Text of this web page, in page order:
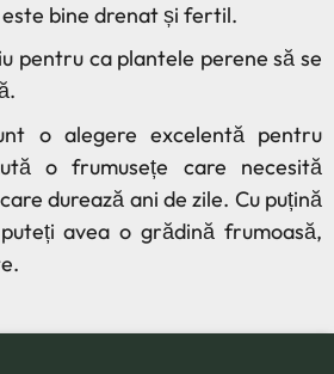
bine drenat și fertil.
pentru ca plantele perene să se
o alegere excelentă pentru
o frumusețe care necesită
durează ani de zile. Cu puțină
avea o grădină frumoasă,